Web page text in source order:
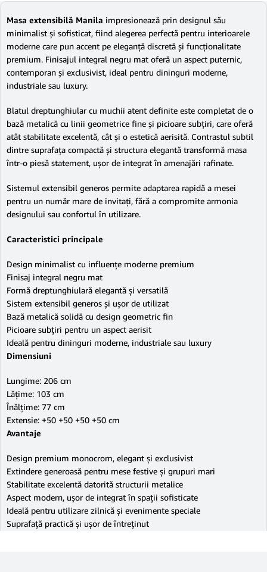
Masa extensibilă Manila impresionează prin designul său
minimalist și sofisticat, fiind alegerea perfectă pentru interioarele
moderne care pun accent pe eleganță discretă și funcționalitate
premium. Finisajul integral negru mat oferă un aspect puternic,
contemporan și exclusivist, ideal pentru dininguri moderne,
industriale sau luxury.
Blatul dreptunghiular cu muchii atent definite este completat de o
bază metalică cu linii geometrice fine și picioare subțiri, care oferă
atât stabilitate excelentă, cât și o estetică aerisită. Contrastul subtil
dintre suprafața compactă și structura elegantă transformă masa
într-o piesă statement, ușor de integrat în amenajări rafinate.
Sistemul extensibil generos permite adaptarea rapidă a mesei
pentru un număr mare de invitați, fără a compromite armonia
designului sau confortul în utilizare.
Caracteristici principale
Design minimalist cu influențe moderne premium
Finisaj integral negru mat
Formă dreptunghiulară elegantă și versatilă
Sistem extensibil generos și ușor de utilizat
Bază metalică solidă cu design geometric fin
Picioare subțiri pentru un aspect aerisit
Ideală pentru dininguri moderne, industriale sau luxury
Dimensiuni
Lungime: 206 cm
Lățime: 103 cm
Înălțime: 77 cm
Extensie: +50 +50 +50 +50 cm
Avantaje
Design premium monocrom, elegant și exclusivist
Extindere generoasă pentru mese festive și grupuri mari
Stabilitate excelentă datorită structurii metalice
Aspect modern, ușor de integrat în spații sofisticate
Ideală pentru utilizare zilnică și evenimente speciale
Suprafață practică și ușor de întreținut